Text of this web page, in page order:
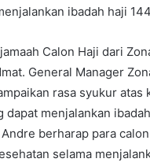
ibadah haji
Calon Haji dari
General Manager
rasa syukur atas
dapat menjalankan
berharap para
selama